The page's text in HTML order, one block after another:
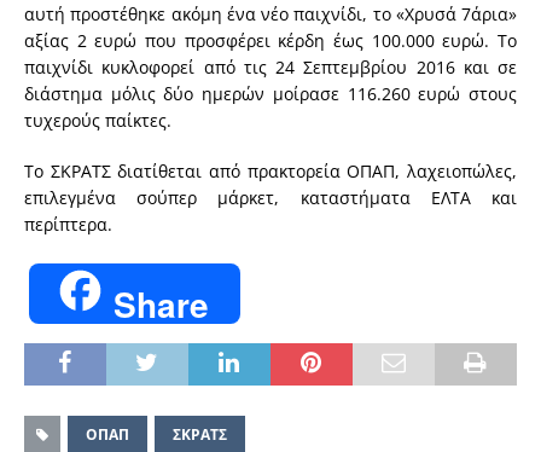
αυτή προστέθηκε ακόμη ένα νέο παιχνίδι, το «Χρυσά 7άρια»
αξίας 2 ευρώ που προσφέρει κέρδη έως 100.000 ευρώ. Το
παιχνίδι κυκλοφορεί από τις 24 Σεπτεμβρίου 2016 και σε
διάστημα μόλις δύο ημερών μοίρασε 116.260 ευρώ στους
τυχερούς παίκτες.
Το ΣΚΡΑΤΣ διατίθεται από πρακτορεία ΟΠΑΠ, λαχειοπώλες,
επιλεγμένα σούπερ μάρκετ, καταστήματα ΕΛΤΑ και
περίπτερα.
Share
ΟΠΑΠ ΣΚΡΑΤΣ